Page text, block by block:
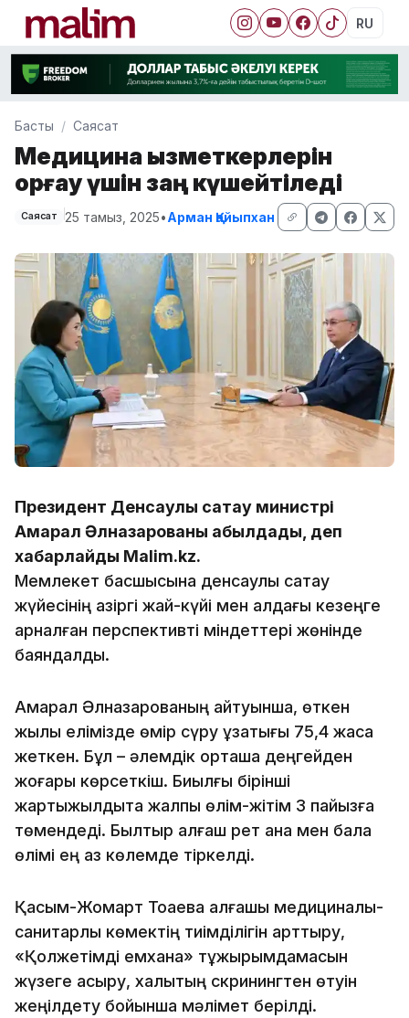
RU
Басты Саясат
Медицина қызметкерлерін
қорғау үшін заң күшейтіледі
Саясат 25 тамыз, 2025•Арман Қайыпхан
Президент Денсаулық сақтау министрі
Ақмарал Әлназарованы қабылдады, деп
хабарлайды Malim.kz.
Мемлекет басшысына денсаулық сақтау
жүйесінің қазіргі жай-күйі мен алдағы кезеңге
арналған перспективті міндеттері жөнінде
баяндалды.
Ақмарал Әлназарованың айтуынша, өткен
жылы елімізде өмір сүру ұзақтығы 75,4 жасқа
жеткен. Бұл – әлемдік орташа деңгейден
жоғары көрсеткіш. Биылғы бірінші
жартыжылдықта жалпы өлім-жітім 3 пайызға
төмендеді. Былтыр алғаш рет ана мен бала
өлімі ең аз көлемде тіркелді.
Қасым-Жомарт Тоқаевқа алғашқы медициналық-
санитарлық көмектің тиімділігін арттыру,
«Қолжетімді емхана» тұжырымдамасын
жүзеге асыру, халықтың скринингтен өтуін
жеңілдету бойынша мәлімет берілді.